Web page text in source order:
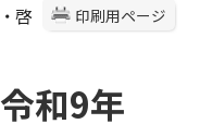
印刷用ページ
啓
和9年